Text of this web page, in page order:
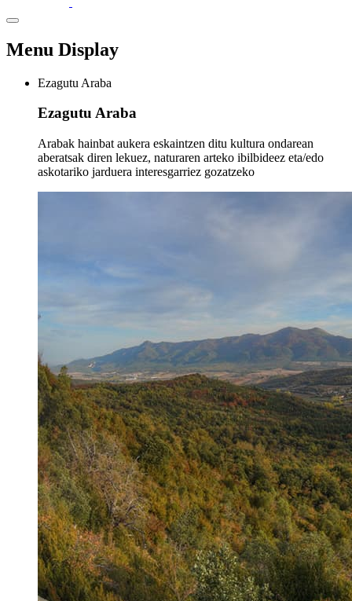
Menu Display
Ezagutu Araba
Ezagutu Araba
Arabak hainbat aukera eskaintzen ditu kultura ondarean
aberatsak diren lekuez, naturaren arteko ibilbideez eta/edo
askotariko jarduera interesgarriez gozatzeko